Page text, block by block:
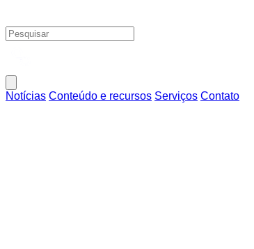
Notícias Conteúdo e recursos Serviços Contato